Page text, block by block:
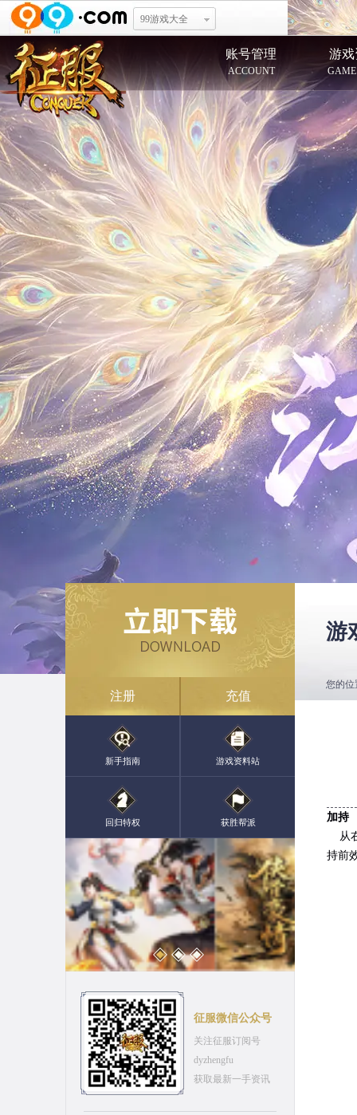
99游戏大全
账号管理
ACCOUNT
游
注册 充值
新手指南 游戏资料站
回归特权 获胜帮派
征服微信公众号
关注征服订阅号
dyzhengfu
获取最新一手资讯
游
您的位
加持
从
持前